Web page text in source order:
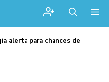
alerta para chances de